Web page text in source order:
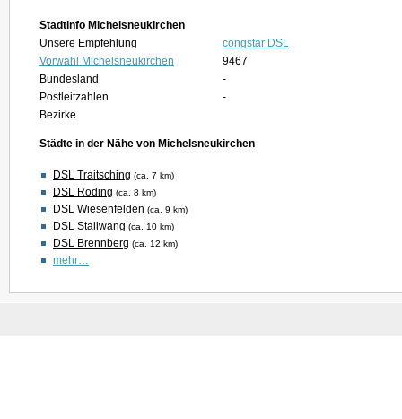
Stadtinfo Michelsneukirchen
Unsere Empfehlung
congstar DSL
Vorwahl Michelsneukirchen
9467
Bundesland
-
Postleitzahlen
-
Bezirke
Städte in der Nähe von Michelsneukirchen
DSL Traitsching (ca. 7 km)
DSL Roding (ca. 8 km)
DSL Wiesenfelden (ca. 9 km)
DSL Stallwang (ca. 10 km)
DSL Brennberg (ca. 12 km)
mehr…